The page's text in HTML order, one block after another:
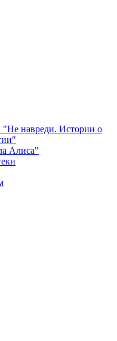
навреди. Истории о
Алиса"